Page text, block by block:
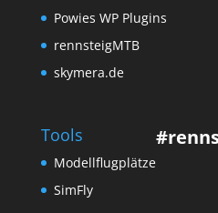
Powies WP Plugins
rennsteigMTB
skymera.de
Tools
Modellflugplätze
SimFly